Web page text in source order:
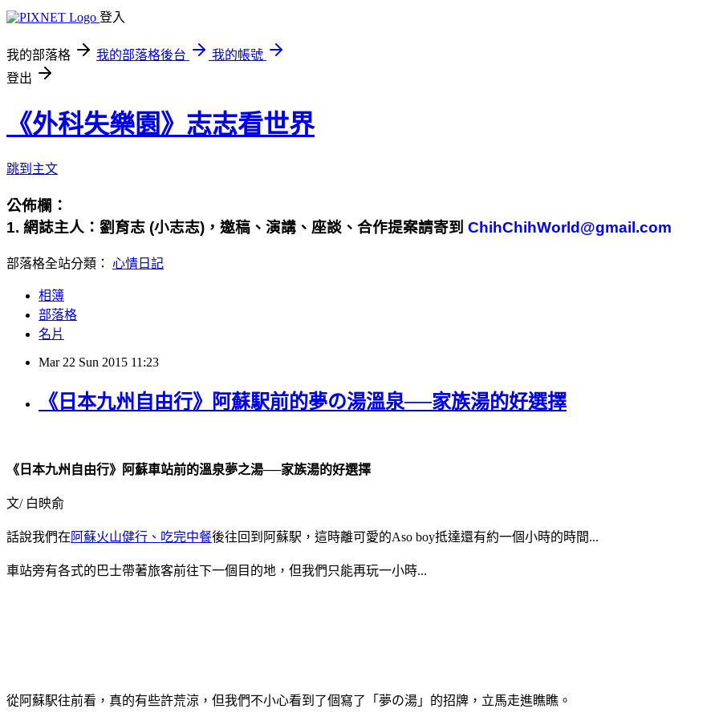
登入
我的部落格 我的部落格後台
我的帳號
登出
《外科失樂園》志志看世界
跳到主文
公佈欄：
1. 網誌主人： 劉育志 (小志志) ，邀稿、演講、座談、合作提案請寄到 ChihChihWorld@gmail.com
部落格全站分類： 心情日記
相簿
部落格
名片
Mar 22 Sun 2015 11:23
《日本九州自由行》阿蘇駅前的夢の湯溫泉──家族湯的好選擇
《日本九州自由行》阿蘇車站前的溫泉夢之湯──家族湯的好選擇
文/ 白映俞
話說我們在 阿蘇火山健行、吃完中餐後往回到阿蘇駅，這時離可愛的Aso boy抵達還有約一個小時的時間...
車站旁有各式的巴士帶著旅客前往下一個目的地，但我們只能再玩一小時...
從阿蘇駅往前看，真的有些許荒涼，但我們不小心看到了個寫了「夢の湯」的招牌，立馬走進瞧瞧。